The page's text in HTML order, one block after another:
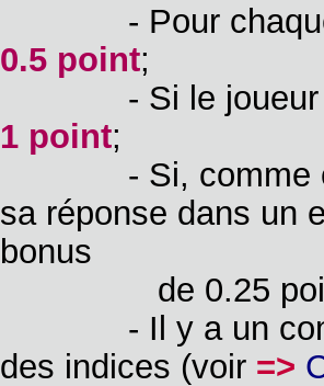
- Pour
0.5 point;
- Si le joueur
1 point;
- Si, comme ci-
sa réponse dans un
bonus
de 0.25 point
- Il y a un
des indices (voir =>